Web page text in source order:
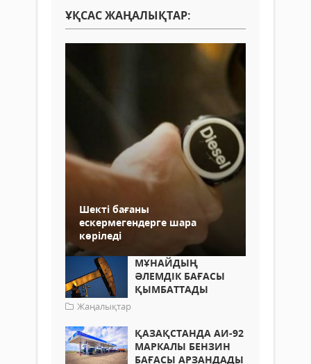
ҰҚСАС ЖАҢАЛЫҚТАР:
Шекті бағаны
ескермегендерге шара
көріледі
МҰНАЙДЫҢ
ӘЛЕМДІК БАҒАСЫ
ҚЫМБАТТАДЫ
Жаңалықтар
ҚАЗАҚСТАНДА АИ-92
МАРКАЛЫ БЕНЗИН
БАҒАСЫ АРЗАНДАДЫ